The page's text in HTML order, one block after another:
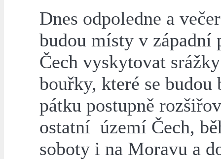
Dnes odpoledne a
budou místy v západní
Čech vyskytovat
bouřky, které se budou
pátku postupně
ostatní území Čech,
soboty i na Moravu a